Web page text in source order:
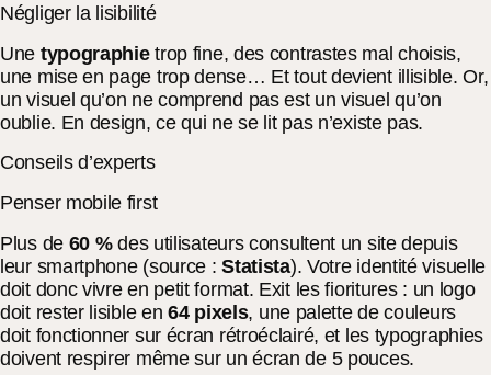
Négliger la lisibilité
Une typographietrop fine, des contrastes mal choisis,
une mise en page trop dense… Et tout devient illisible. Or,
un visuel qu’on ne comprend pas est un visuel qu’on
oublie. En design, ce qui ne se lit pas n’existe pas.
Conseils d’experts
Penser mobile first
Plus de 60 %des utilisateurs consultent un site depuis
leur smartphone (source :Statista). Votre identité visuelle
doit donc vivre en petit format. Exit les fioritures : un logo
doit rester lisible en64 pixels, une palette de couleurs
doit fonctionner sur écran rétroéclairé, et les typographies
doivent respirer même sur un écran de 5 pouces.